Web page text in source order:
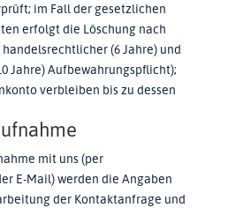
im Fall der gesetzlichen
erfolgt die Löschung nach
(6 Jahre) und
Jahre) Aufbewahrungspflicht);
verbleiben bis zu dessen
mit uns (per
E-Mail) werden die Angaben
der Kontaktanfrage und